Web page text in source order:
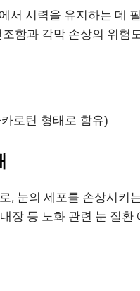
서 시력을 유지하는 데
함과 각막 손상의 위험
로틴 형태로 함유)
, 눈의 세포를 손상시키
장 등 노화 관련 눈 질환